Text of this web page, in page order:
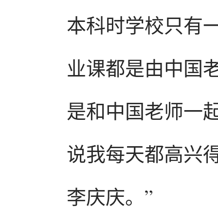
本科时学校只有
业课都是由中国
是和中国老师一
说我每天都高兴
李庆庆。”